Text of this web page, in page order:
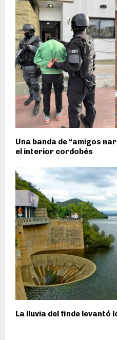
Una banda de “amigos
el interior cordobés
La lluvia del finde levantó